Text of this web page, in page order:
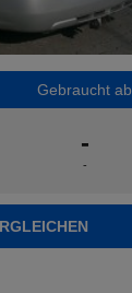
Gebraucht ab
-
-